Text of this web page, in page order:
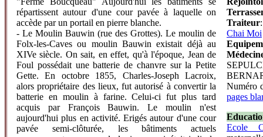
répartissent autour d'une cour pavée à laquelle on
accède par un portail en pierre blanche.
- Le Moulin Bauwin (rue des Grottes). Le moulin de
Folx-les-Caves ou moulin Bauwin existait déjà au
XIVe siècle. On sait, en effet, qu'à l'époque, Jean de
Foul possédait une batterie de chanvre sur la Petite
Gette. En octobre 1855, Charles-Joseph Lacroix,
alors propriétaire des lieux, fut autorisé à convertir la
batterie en moulin à farine. Celui-ci fut plus tard
acquis par François Bauwin. Le moulin n'est
aujourd'hui plus en activité. Erigés autour d'une cour
pavée semi-clôturée, les bâtiments actuels
Traiteur
Chai Moi
Numéro
pages
Ecole